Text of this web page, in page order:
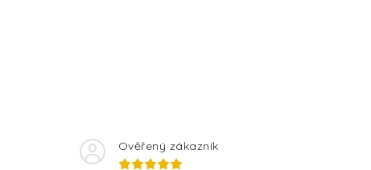
Ověřený zákazník